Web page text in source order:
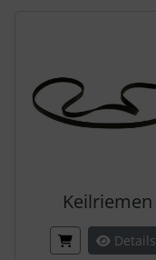
Keilriemen
Details